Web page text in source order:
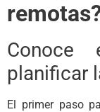
Conoce
planificar
El primer paso